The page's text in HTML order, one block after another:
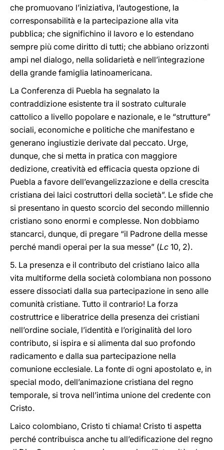
che promuovano l’iniziativa, l’autogestione, la
corresponsabilità e la partecipazione alla vita
pubblica; che significhino il lavoro e lo estendano
sempre più come diritto di tutti; che abbiano orizzonti
ampi nel dialogo, nella solidarietà e nell’integrazione
della grande famiglia latinoamericana.
La Conferenza di Puebla ha segnalato la
contraddizione esistente tra il sostrato culturale
cattolico a livello popolare e nazionale, e le “strutture”
sociali, economiche e politiche che manifestano e
generano ingiustizie derivate dal peccato. Urge,
dunque, che si metta in pratica con maggiore
dedizione, creatività ed efficacia questa opzione di
Puebla a favore dell’evangelizzazione e della crescita
cristiana dei laici costruttori della società”. Le sfide che
si presentano in questo scorcio del secondo millennio
cristiano sono enormi e complesse. Non dobbiamo
stancarci, dunque, di pregare “il Padrone della messe
perché mandi operai per la sua messe” (Lc 10, 2).
5. La presenza e il contributo del cristiano laico alla
vita multiforme della società colombiana non possono
essere dissociati dalla sua partecipazione in seno alle
comunità cristiane. Tutto il contrario! La forza
costruttrice e liberatrice della presenza dei cristiani
nell’ordine sociale, l’identità e l’originalità del loro
contributo, si ispira e si alimenta dal suo profondo
radicamento e dalla sua partecipazione nella
comunione ecclesiale. La fonte di ogni apostolato e, in
special modo, dell’animazione cristiana del regno
temporale, si trova nell’intima unione del credente con
Cristo.
Laico colombiano, Cristo ti chiama! Cristo ti aspetta
perché contribuisca anche tu all’edificazione del regno